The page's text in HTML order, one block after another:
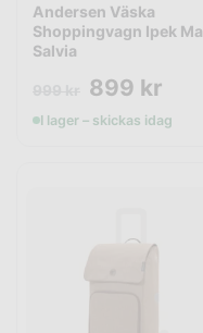
Andersen Väska
Shoppingvagn Ipek Ma
Salvia
899 kr
I lager – skickas idag